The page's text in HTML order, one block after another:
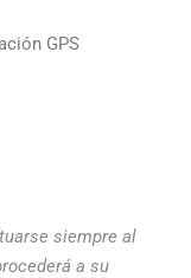
GPS
siempre al
a su